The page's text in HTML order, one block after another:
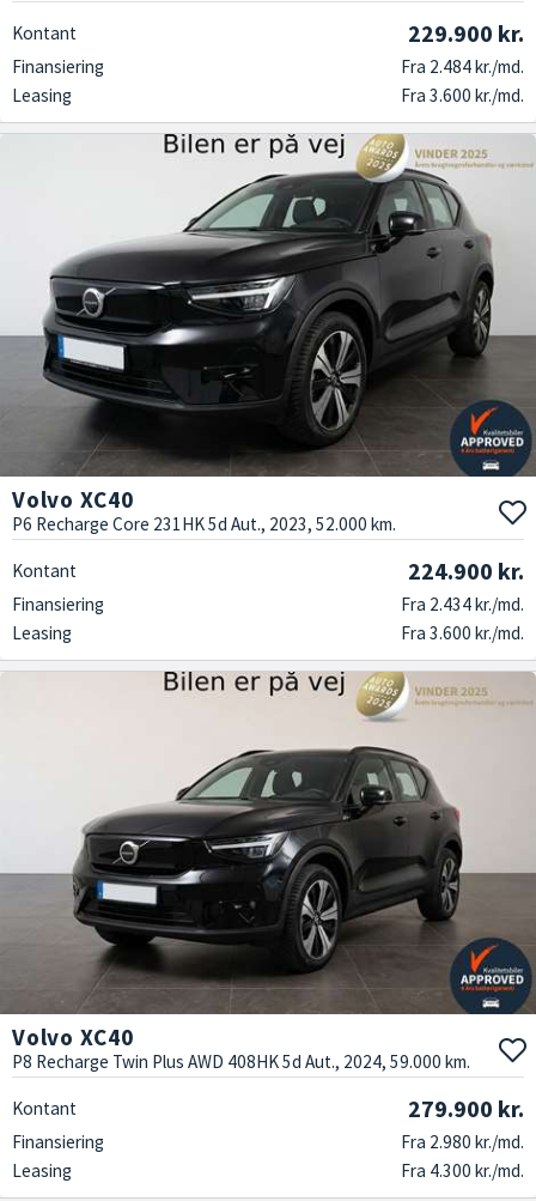
Kontant 229.900 kr.
Finansiering
Fra 2.484 kr./md.
Leasing
Fra 3.600 kr./md.
Volvo XC40
P6 Recharge Core 231HK 5d Aut., 2023, 52.000 km.
Kontant 224.900 kr.
Finansiering
Fra 2.434 kr./md.
Leasing
Fra 3.600 kr./md.
Volvo XC40
P8 Recharge Twin Plus AWD 408HK 5d Aut., 2024, 59.000 km.
Kontant 279.900 kr.
Finansiering
Fra 2.980 kr./md.
Leasing
Fra 4.300 kr./md.